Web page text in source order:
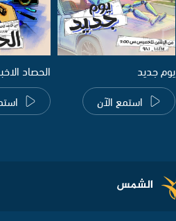
يوم جديد
استمع الآن
الحصاد